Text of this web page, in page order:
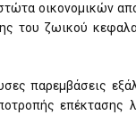
οικονομικών
του ζωικού
παρεμβάσεις
επέκτασης